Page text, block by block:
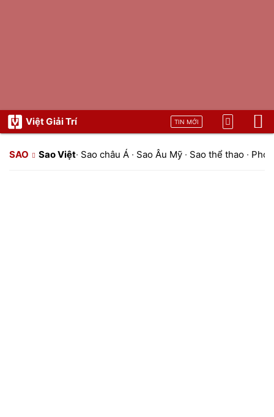
Việt Giải Trí TIN MỚI
SAO Sao Việt· Sao châu Á · Sao Âu Mỹ · Sao thể thao ·